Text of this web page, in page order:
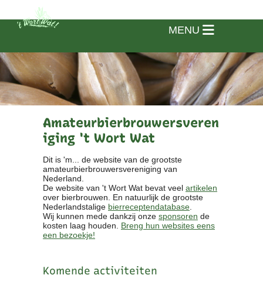
Amateurbierbrouwersveren
iging 't Wort Wat
Dit is 'm... de website van de grootste
amateurbierbrouwersvereniging van
Nederland.
De website van 't Wort Wat bevat veel artikelen
over bierbrouwen. En natuurlijk de grootste
Nederlandstalige bierreceptendatabase
Wij kunnen mede dankzij onze sponsoren de
kosten laag houden. Breng hun websites eens
een bezoekje!
Komende activiteiten
MENU
Clubkalender